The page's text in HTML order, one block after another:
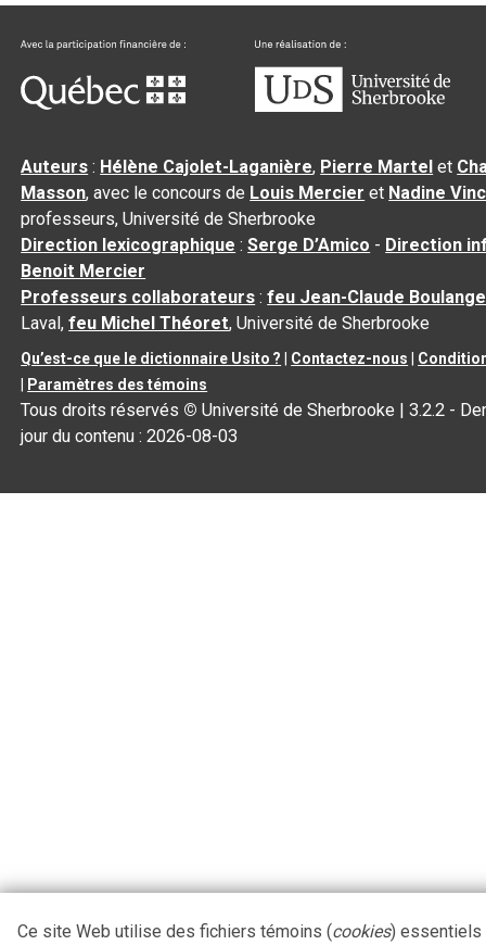
Auteurs : Hélène Cajolet-Laganière, Pierre Martel et
Masson, avec le concours de Louis Mercier et Nadine
professeurs, Université de Sherbrooke
Direction lexicographique :Serge D’Amico - Direction
Benoit Mercier
Professeurs collaborateurs :feu Jean-Claude
Laval,feu Michel Théoret, Université de Sherbrooke
Qu’est-ce que le dictionnaire Usito ? Contactez-nous
Paramètres des témoins
Tous droits réservés © Université de Sherbrooke |3.2.2 -
jour du contenu :2026-08-03
Ce site Web utilise des fichiers témoins (cookies) essentiels